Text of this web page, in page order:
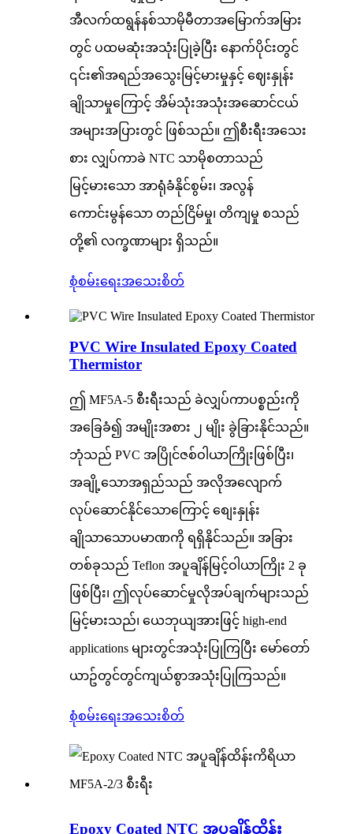
အီလက်ထရွန်နစ်သာမိုမီတာအမြောက်အမြား
တွင် ပထမဆုံးအသုံးပြုခဲ့ပြီး နောက်ပိုင်းတွင်
၎င်း၏အရည်အသွေးမြင့်မားမှုနှင့် ဈေးနှုန်း
ချိုသာမှုကြောင့် အိမ်သုံးအသုံးအဆောင်ငယ်
အများအပြားတွင် ဖြစ်သည်။ ဤစီးရီးအသေး
စား လျှပ်ကာခဲ NTC သာမိုစတာသည်
မြင့်မားသော အာရုံခံနိုင်စွမ်း၊ အလွန်
ကောင်းမွန်သော တည်ငြိမ်မှု၊ တိကျမှု စသည်
တို့၏ လက္ခဏာများ ရှိသည်။
စုံစမ်းရေးအသေးစိတ်
PVC Wire Insulated Epoxy Coated
Thermistor
ဤ MF5A-5 စီးရီးသည် ခဲလျှပ်ကာပစ္စည်းကို
အခြေခံ၍ အမျိုးအစား ၂ မျိုး ခွဲခြားနိုင်သည်။
ဘုံသည် PVC အပြိုင်ဇစ်ဝါယာကြိုးဖြစ်ပြီး၊
အချို့သောအရှည်သည် အလိုအလျောက်
လုပ်ဆောင်နိုင်သောကြောင့် စျေးနှုန်း
ချိုသာသောပမာဏကို ရရှိနိုင်သည်။ အခြား
တစ်ခုသည် Teflon အပူချိန်မြင့်ဝါယာကြိုး 2 ခု
ဖြစ်ပြီး၊ ဤလုပ်ဆောင်မှုလိုအပ်ချက်များသည်
မြင့်မားသည်၊ ယေဘုယျအားဖြင့် high-end
applications များတွင်အသုံးပြုကြပြီး မော်တော်
ယာဥ်တွင်တွင်ကျယ်စွာအသုံးပြုကြသည်။
စုံစမ်းရေးအသေးစိတ်
Epoxy Coated NTC အပူချိန်ထိန်း